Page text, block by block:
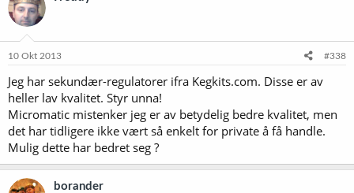
10 Okt 2013 #338
Jeg har sekundær-regulatorer ifra Kegkits.com. Disse er av
heller lav kvalitet. Styr unna!
Micromatic mistenker jeg er av betydelig bedre kvalitet, men
det har tidligere ikke vært så enkelt for private å få handle.
Mulig dette har bedret seg ?
borander